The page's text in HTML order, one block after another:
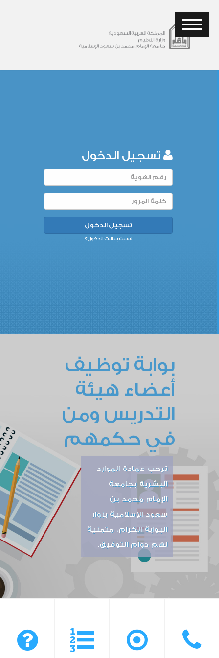
تسجيل الدخول
نسيت بيانات الدخول؟
بوابة توظيف
أعضاء هيئة
التدريس ومن
في حكمهم
ترحب عمادة الموارد
البشرية بجامعة
الإمام محمد بن
سعود الإسلامية بزوار
البوابة الكرام، متمنية
لهم دوام التوفيق.